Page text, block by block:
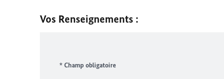
Vos Renseignements :
* Champ obligatoire